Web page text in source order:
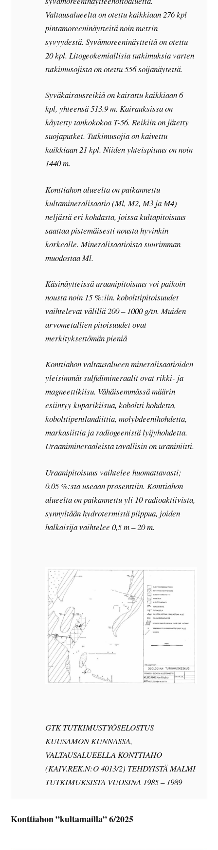
Valtausalueelta on otettu kaikkiaan 276 kpl
pintamoreeninäytteitä noin metrin
syvyydestä. Syvämoreeninäytteitä on otettu
20 kpl. Litogeokemiallisia tutkimuksia varten
tutkimusojista on otettu 556 soijanäytettä.
Syväkairausreikiä on kairattu kaikkiaan 6
kpl, yhteensä 513.9 m. Kairauksissa on
käytetty tankokokoa T-56. Reikiin on jätetty
suojaputket. Tutkimusojia on kaivettu
kaikkiaan 21 kpl. Niiden yhteispituus on noin
1440 m.
Konttiahon alueelta on paikannettu
kultamineralisaatio (Ml, M2, M3 ja M4)
neljästä eri kohdasta, joissa kultapitoisuus
saattaa pistemäisesti nousta hyvinkin
korkealle. Mineralisaatioista suurimman
muodostaa Ml.
Käsinäytteissä uraanipitoisuus voi paikoin
nousta noin 15 %:iin. kobolttipitoisuudet
vaihtelevat välillä 200 – 1000 g/tn. Muiden
arvometallien pitoisuudet ovat
merkityksettömän pieniä
Konttiahon valtausalueen mineralisaatioiden
yleisimmät sulfidimineraalit ovat rikki- ja
magneettikiisu. Vähäisemmässä määrin
esiintyy kuparikiisua, koboltti hohdetta,
kobolttipentlandiittia, molybdeenihohdetta,
markasiittia ja radiogeenistä lyijyhohdetta.
Uraanimineraaleista tavallisin on uraniniitti.
Uraanipitoisuus vaihtelee huomattavasti;
0.05 %:sta useaan prosenttiin. Konttiahon
alueelta on paikannettu yli 10 radioaktiivista,
synnyltään hydrotermistä piippua, joiden
halkaisija vaihtelee 0,5 m – 20 m.
GTK TUTKIMUSTYÖSELOSTUS
KUUSAMON KUNNASSA,
VALTAUSALUEELLA KONTTIAHO
(KAIV.REK.N:O 4013/2) TEHDYISTÄ MALMI
TUTKIMUKSISTA VUOSINA 1985 – 1989
Konttiahon ”kultamailla” 6/2025